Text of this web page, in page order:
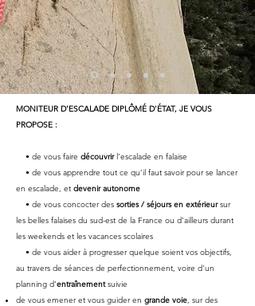
MONITEUR D'ESCALADE DIPLÔMÉ D'ÉTAT, JE VOUS
PROPOSE :
• de vous faire découvrirl’escalade en falaise
• de vous apprendre tout ce qu’il faut savoir pour se lancer
en escalade, et devenir autonome
• de vous concocter des sorties / séjours en extérieursur
les belles falaises du sud-est de la France ou d’ailleurs durant
les weekends et les vacances scolaires
• de vous aider à progresser quelque soient vos objectifs,
au travers de séances de perfectionnement, voire d'un
planning d’entraînementsuivie
de vous emener et vous guider en grande voie, sur des